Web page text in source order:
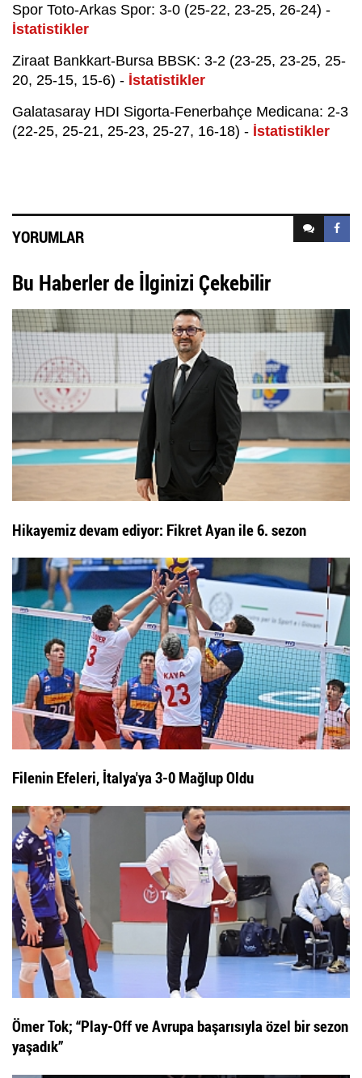
Spor Toto-Arkas Spor: 3-0 (25-22, 23-25, 26-24) -
İstatistikler
Ziraat Bankkart-Bursa BBSK: 3-2 (23-25, 23-25, 25-
20, 25-15, 15-6) - İstatistikler
Galatasaray HDI Sigorta-Fenerbahçe Medicana: 2-3
(22-25, 25-21, 25-23, 25-27, 16-18) - İstatistikler
YORUMLAR
Bu Haberler de İlginizi Çekebilir
Hikayemiz devam ediyor: Fikret Ayan ile 6. sezon
Filenin Efeleri, İtalya'ya 3-0 Mağlup Oldu
Ömer Tok; “Play-Off ve Avrupa başarısıyla özel bir sezon
yaşadık”